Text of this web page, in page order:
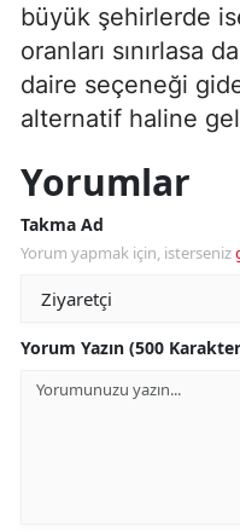
büyük şehirlerde
oranları sınırlasa
daire seçeneği
alternatif haline
Yorumlar
Takma Ad
Yorum yapmak için, isterseniz
Yorum Yazın (500